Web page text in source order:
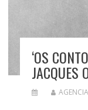
‘OS
JACQUES